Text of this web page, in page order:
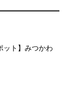
ット】みつかわ